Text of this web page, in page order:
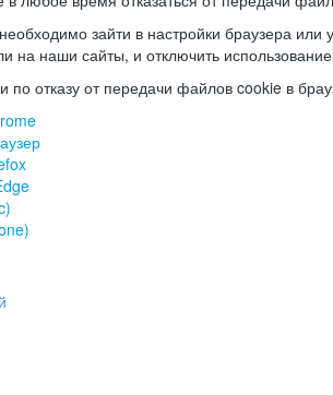
зайти в настройки браузера или
на наши сайты, и отключить
по отказу от передачи файлов cookie в